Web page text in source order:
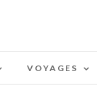
VOYAGES